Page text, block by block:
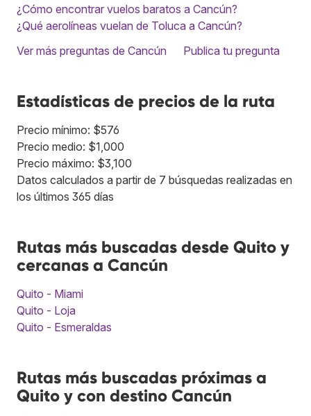
¿Cómo encontrar vuelos baratos a Cancún?
¿Qué aerolíneas vuelan de Toluca a Cancún?
Ver más preguntas de Cancún
Publica tu pregunta
Estadísticas de precios de la ruta
Precio mínimo: $576
Precio medio: $1,000
Precio máximo: $3,100
Datos calculados a partir de 7 búsquedas realizadas en
los últimos 365 días
Rutas más buscadas desde Quito y
cercanas a Cancún
Quito - Miami
Quito - Loja
Quito - Esmeraldas
Rutas más buscadas próximas a
Quito y con destino Cancún